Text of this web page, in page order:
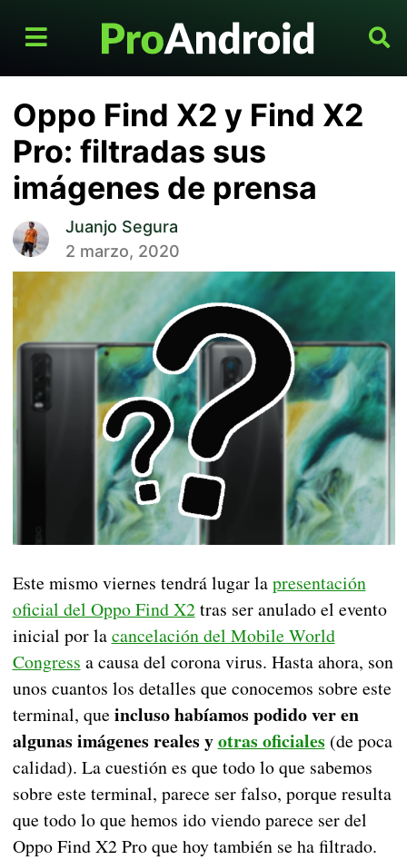
Oppo Find X2 y Find X2
Pro: filtradas sus
imágenes de prensa
Juanjo Segura
2 marzo, 2020
Este mismo viernes tendrá lugar lapresentación
oficial del Oppo Find X2tras ser anulado el evento
inicial por lacancelación del Mobile World
Congress a causa del corona virus. Hasta ahora, son
unos cuantos los detalles que conocemos sobre este
terminal, que incluso habíamos podido ver en
algunas imágenes reales yotras oficiales (de poca
calidad). La cuestión es que todo lo que sabemos
sobre este terminal, parece ser falso, porque resulta
que todo lo que hemos ido viendo parece ser del
Oppo Find X2 Pro que hoy también se ha filtrado.